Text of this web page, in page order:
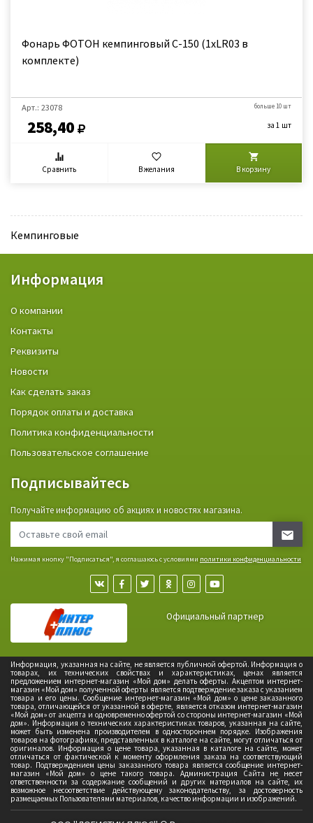
Фонарь ФОТОН кемпинговый С-150 (1хLR03 в
комплекте)
Арт.: 23078
258,40
больше 10 шт
за 1 шт
Сравнить В желания В корзину
Кемпинговые
Информация
О компании
Контакты
Реквизиты
Новости
Как сделать заказ
Порядок оплаты и доставка
Политика конфиденциальности
Пользовательское соглашение
Подписывайтесь
Получайте информацию об акциях и новостях магазина.
Нажимая кнопку "Подписаться", я соглашаюсь с условиями политики конфиденциальности
Официальный партнер
Информация, указанная на сайте, не является публичной офертой. Информация о
товарах, их технических свойствах и характеристиках, ценах является
предложением интернет-магазин «Мой дом» делать оферты. Акцептом интернет-
магазин «Мой дом» полученной оферты является подтверждение заказа с указанием
товара и его цены. Сообщение интернет-магазин «Мой дом» о цене заказанного
товара, отличающейся от указанной в оферте, является отказом интернет-магазин
«Мой дом» от акцепта и одновременно офертой со стороны интернет-магазин «Мой
дом». Информация о технических характеристиках товаров, указанная на сайте,
может быть изменена производителем в одностороннем порядке. Изображения
товаров на фотографиях, представленных в каталоге на сайте, могут отличаться от
оригиналов. Информация о цене товара, указанная в каталоге на сайте, может
отличаться от фактической к моменту оформления заказа на соответствующий
товар. Подтверждением цены заказанного товара является сообщение интернет-
магазин «Мой дом» о цене такого товара. Администрация Сайта не несет
ответственности за содержание сообщений и других материалов на сайте, их
возможное несоответствие действующему законодательству, за достоверность
размещаемых Пользователями материалов, качество информации и изображений.